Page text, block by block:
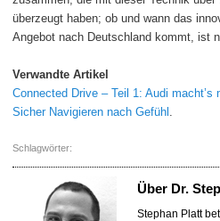
überzeugt haben; ob und wann das
Angebot nach Deutschland kommt, ist
Verwandte Artikel
Connected Drive – Teil 1: Audi macht’s
Sicher Navigieren nach Gefühl
Schlagwörter:
Über Dr.
Stephan Platt